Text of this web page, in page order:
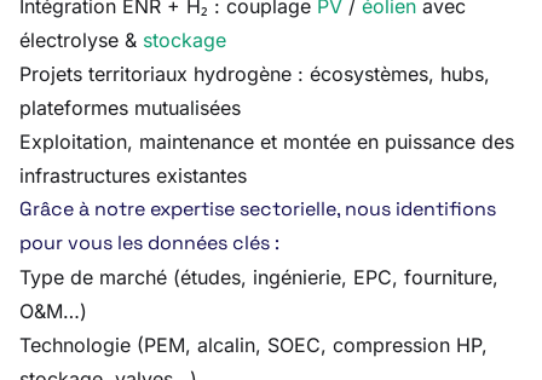
Intégration ENR + H₂ : couplage PV / éolien avec
électrolyse & stockage
Projets territoriaux hydrogène : écosystèmes, hubs,
plateformes mutualisées
Exploitation, maintenance et montée en puissance des
infrastructures existantes
Grâce à notre expertise sectorielle, nous identifions
pour vous les données clés :
Type de marché (études, ingénierie, EPC, fourniture,
O&M…)
Technologie (PEM, alcalin, SOEC, compression HP,